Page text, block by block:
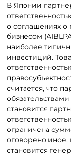
В Японии
о соглашениях о
бизнесом
наиболее
инвестиций.
считается, что
становится
ограничена
оговорено
становится